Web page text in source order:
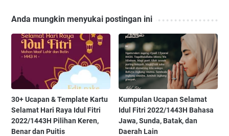
Anda mungkin menyukai postingan ini
30+ Ucapan & Template Kartu
Selamat Hari Raya Idul Fitri
2022/1443H Pilihan Keren,
Benar dan Puitis
Kumpulan Ucapan Selamat
Idul Fitri 2022/1443H Bahasa
Jawa, Sunda, Batak, dan
Daerah Lain